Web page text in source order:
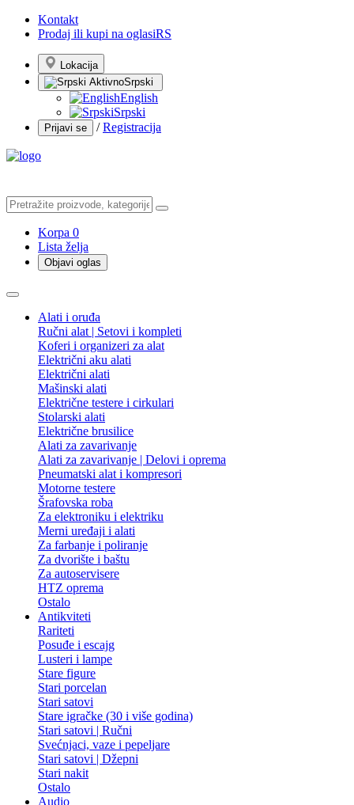
Kontakt
Prodaj ili kupi na oglasiRS
Lokacija
Srpski
English
Srpski
Prijavi se / Registracija
Korpa 0
Lista želja
Objavi oglas
Alati i oruđa
Ručni alat | Setovi i kompleti
Koferi i organizeri za alat
Električni aku alati
Električni alati
Mašinski alati
Električne testere i cirkulari
Stolarski alati
Električne brusilice
Alati za zavarivanje
Alati za zavarivanje | Delovi i oprema
Pneumatski alat i kompresori
Motorne testere
Šrafovska roba
Za elektroniku i elektriku
Merni uređaji i alati
Za farbanje i poliranje
Za dvorište i baštu
Za autoservisere
HTZ oprema
Ostalo
Antikviteti
Rariteti
Posuđe i escajg
Lusteri i lampe
Stare figure
Stari porcelan
Stari satovi
Stare igračke (30 i više godina)
Stari satovi | Ručni
Svećnjaci, vaze i pepeljare
Stari satovi | Džepni
Stari nakit
Ostalo
Audio